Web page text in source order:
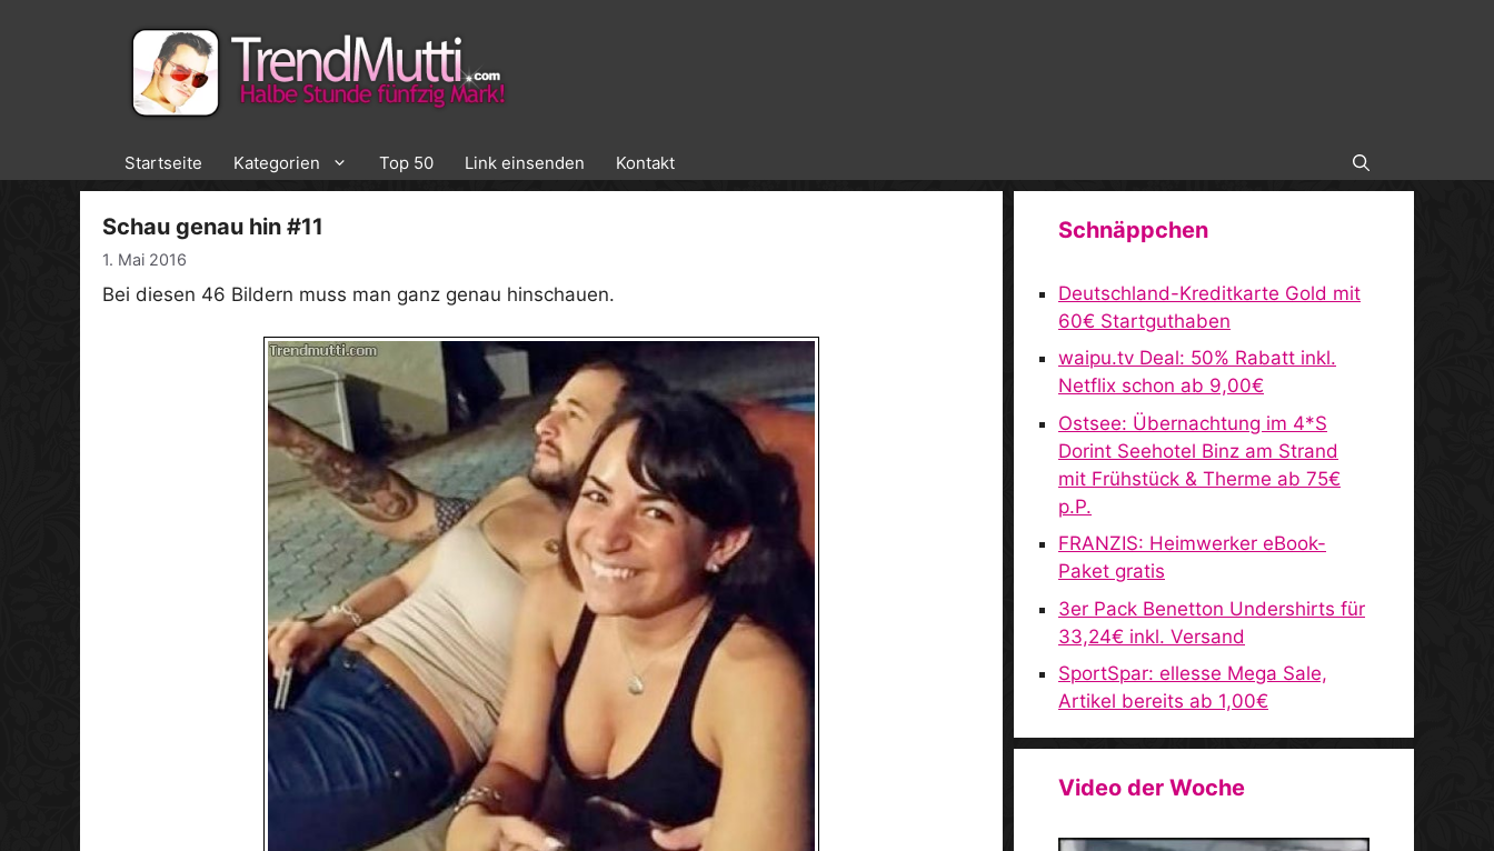
Startseite Kategorien Top 50 Link einsenden Kontakt
Schau genau hin #11
1. Mai 2016
Bei diesen 46 Bildern muss man ganz genau hinschauen.
Schnäppchen
Deutschland-Kreditkarte Gold mit
60€ Startguthaben
waipu.tv Deal: 50% Rabatt inkl.
Netflix schon ab 9,00€
Ostsee: Übernachtung im 4*S
Dorint Seehotel Binz am Strand
mit Frühstück & Therme ab 75€
p.P.
FRANZIS: Heimwerker eBook-
Paket gratis
3er Pack Benetton Undershirts für
33,24€ inkl. Versand
SportSpar: ellesse Mega Sale,
Artikel bereits ab 1,00€
Video der Woche